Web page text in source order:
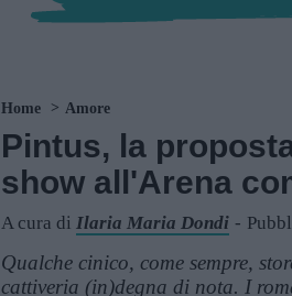
Home Amore
Pintus, la
show all'Arena
A cura di Ilaria Maria Dondi
Qualche cinico, come sempre,
cattiveria (in)degna di nota. I